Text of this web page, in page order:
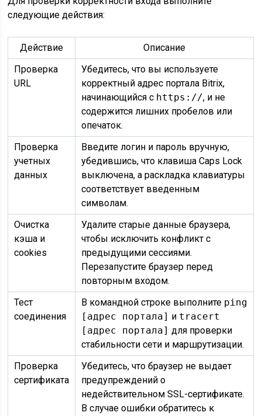
следующие действия:
Действие
Описание
Проверка
URL
Убедитесь, что вы используете
корректный адрес портала Bitrix,
начинающийся с https://, и не
содержится лишних пробелов или
опечаток.
Проверка
учетных
данных
Введите логин и пароль вручную,
убедившись, что клавиша Caps Lock
выключена, а раскладка клавиатуры
соответствует введенным
символам.
Очистка
кэша и
cookies
Удалите старые данные браузера,
чтобы исключить конфликт с
предыдущими сессиями.
Перезапустите браузер перед
повторным входом.
Тест
соединения
В командной строке выполните ping
[адрес портала] и tracert
[адрес портала] для проверки
стабильности сети и маршрутизации.
Проверка
сертификата
Убедитесь, что браузер не выдает
предупреждений о
недействительном SSL-сертификате.
В случае ошибки обратитесь к